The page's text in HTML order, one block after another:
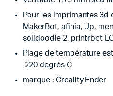
Pour les imprimantes 3d
MakerBot, afinia, Up,
solidoodle 2, printrbot
Plage de température
220 degrés C
marque : Creality Ender